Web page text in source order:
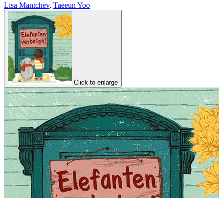
Lisa Mantchev, Taeeun Yoo
Click to enlarge